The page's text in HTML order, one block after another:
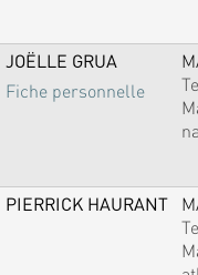
JOËLLE GRUA
Fiche personnelle
PIERRICK HAURANT